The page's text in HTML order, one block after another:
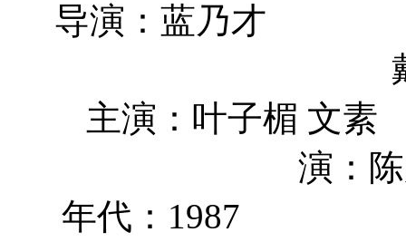
导演：
主演：叶
演：
年代：